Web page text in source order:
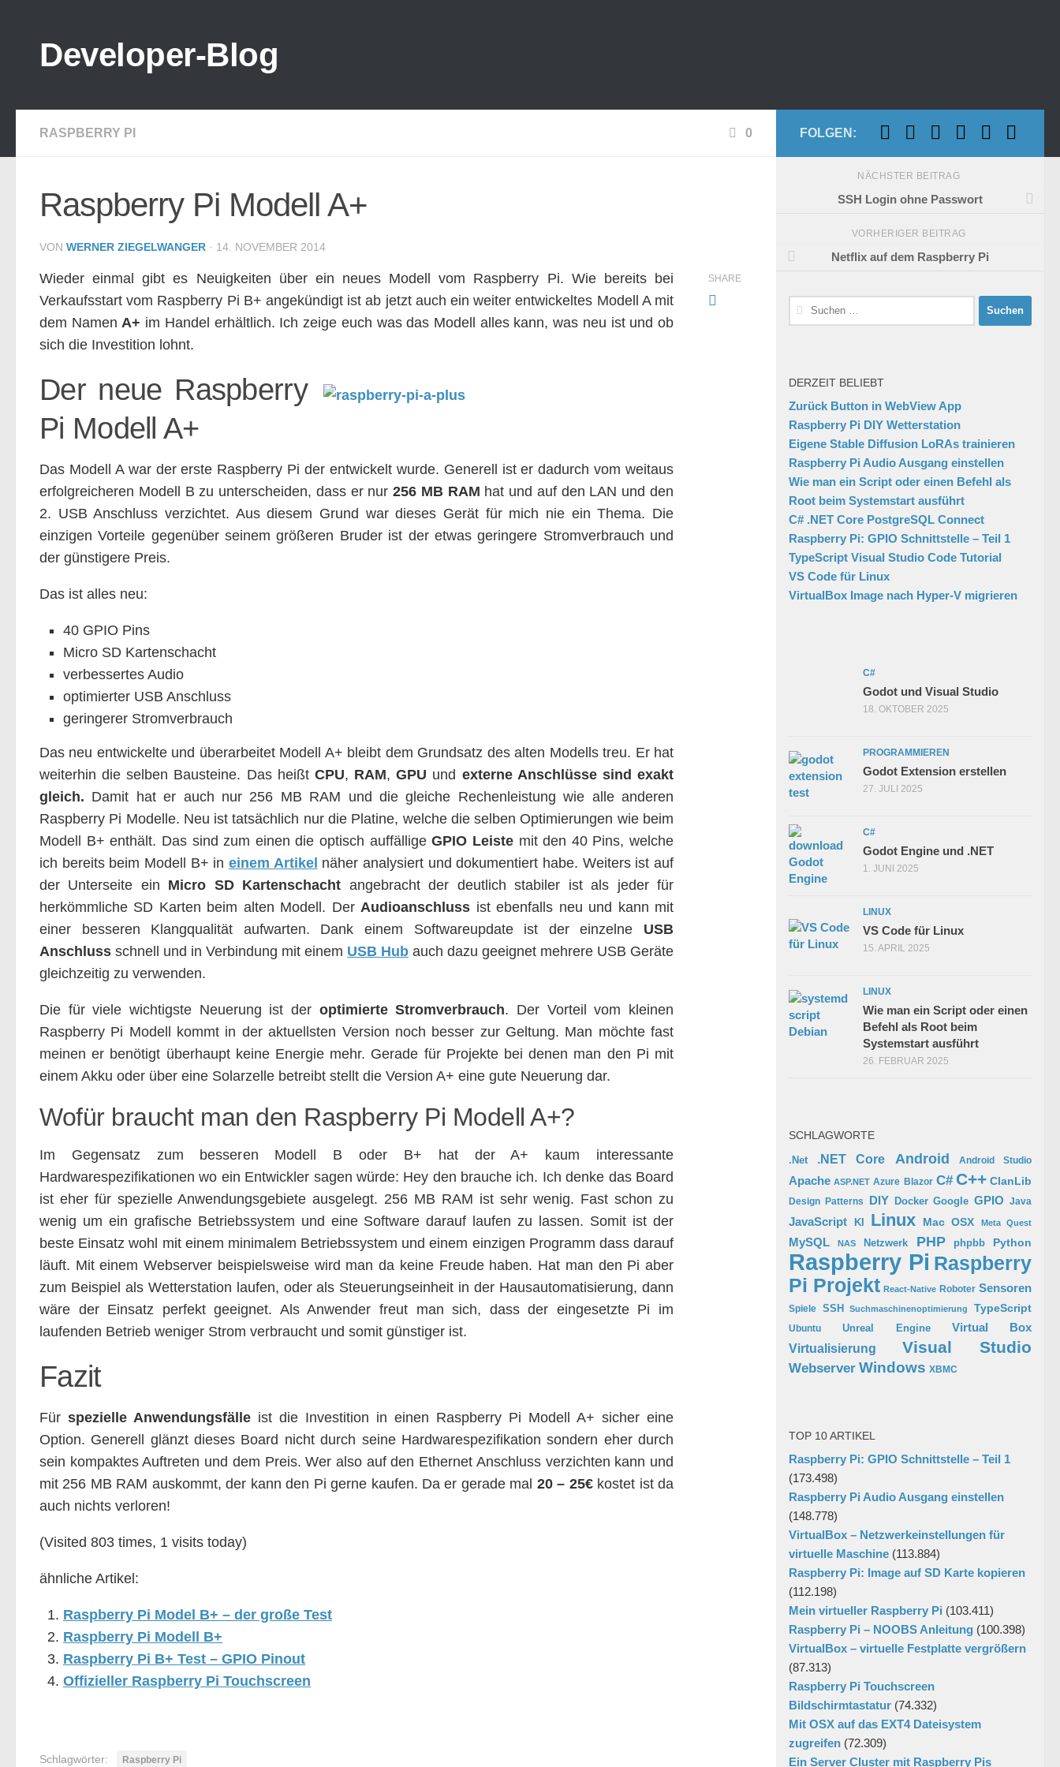
Developer-Blog
RASPBERRY PI 0
Raspberry Pi Modell A+
VON WERNER ZIEGELWANGER · 14. NOVEMBER 2014
Wieder einmal gibt es Neuigkeiten über ein neues Modell vom Raspberry Pi. Wie bereits bei
Verkaufsstart vom Raspberry Pi B+ angekündigt ist ab jetzt auch ein weiter entwickeltes Modell A mit
dem NamenA+ im Handel erhältlich. Ich zeige euch was das Modell alles kann, was neu ist und ob
sich die Investition lohnt.
Der neue Raspberry
Pi Modell A+
Das Modell A war der erste Raspberry Pi der entwickelt wurde. Generell ist er dadurch vom weitaus
erfolgreicheren Modell B zu unterscheiden, dass er nur256 MB RAM hat und auf den LAN und den
2. USB Anschluss verzichtet. Aus diesem Grund war dieses Gerät für mich nie ein Thema. Die
einzigen Vorteile gegenüber seinem größeren Bruder ist der etwas geringere Stromverbrauch und
der günstigere Preis.
Das ist alles neu:
40 GPIO Pins
Micro SD Kartenschacht
verbessertes Audio
optimierter USB Anschluss
geringerer Stromverbrauch
Das neu entwickelte und überarbeitet Modell A+ bleibt dem Grundsatz des alten Modells treu. Er hat
weiterhin die selben Bausteine. Das heißt CPU, RAM,GPU und externe Anschlüsse sind exakt
gleich. Damit hat er auch nur 256 MB RAM und die gleiche Rechenleistung wie alle anderen
Raspberry Pi Modelle. Neu ist tatsächlich nur die Platine, welche die selben Optimierungen wie beim
Modell B+ enthält. Das sind zum einen die optisch auffälligeGPIO Leistemit den 40 Pins, welche
ich bereits beim Modell B+ in einem Artikel näher analysiert und dokumentiert habe. Weiters ist auf
der Unterseite ein Micro SD Kartenschacht angebracht der deutlich stabiler ist als jeder für
herkömmliche SD Karten beim alten Modell. DerAudioanschluss ist ebenfalls neu und kann mit
einer besseren Klangqualität aufwarten. Dank einem Softwareupdate ist der einzelne USB
Anschluss schnell und in Verbindung mit einem USB Hub auch dazu geeignet mehrere USB Geräte
gleichzeitig zu verwenden.
Die für viele wichtigste Neuerung ist der optimierte Stromverbrauch. Der Vorteil vom kleinen
Raspberry Pi Modell kommt in der aktuellsten Version noch besser zur Geltung. Man möchte fast
meinen er benötigt überhaupt keine Energie mehr. Gerade für Projekte bei denen man den Pi mit
einem Akku oder über eine Solarzelle betreibt stellt die Version A+ eine gute Neuerung dar.
Wofür braucht man den Raspberry Pi Modell A+?
Im Gegensatz zum besseren Modell B oder B+ hat der A+ kaum interessante
Hardwarespezifikationen wo ein Entwickler sagen würde: Hey den brauche ich. Ich denke das Board
ist eher für spezielle Anwendungsgebiete ausgelegt. 256 MB RAM ist sehr wenig. Fast schon zu
wenig um ein grafische Betriebssystem und eine Software darauf laufen zu lassen. Somit ist der
beste Einsatz wohl mit einem minimalem Betriebssystem und einem einzigen Programm dass darauf
läuft. Mit einem Webserver beispielsweise wird man da keine Freude haben. Hat man den Pi aber
zum Beispiel als Wetterstation laufen, oder als Steuerungseinheit in der Hausautomatisierung, dann
wäre der Einsatz perfekt geeignet. Als Anwender freut man sich, dass der eingesetzte Pi im
laufenden Betrieb weniger Strom verbraucht und somit günstiger ist.
Fazit
Für spezielle Anwendungsfälle ist die Investition in einen Raspberry Pi Modell A+ sicher eine
Option. Generell glänzt dieses Board nicht durch seine Hardwarespezifikation sondern eher durch
sein kompaktes Auftreten und dem Preis. Wer also auf den Ethernet Anschluss verzichten kann und
mit 256 MB RAM auskommt, der kann den Pi gerne kaufen. Da er gerade mal 20 – 25€kostet ist da
auch nichts verloren!
(Visited 803 times, 1 visits today)
ähnliche Artikel:
Raspberry Pi Model B+ – der große Test
Raspberry Pi Modell B+
Raspberry Pi B+ Test – GPIO Pinout
Offizieller Raspberry Pi Touchscreen
SHARE
Schlagwörter: Raspberry Pi
FOLGEN:
NÄCHSTER BEITRAG
SSH Login ohne Passwort
VORHERIGER BEITRAG
Netflix auf dem Raspberry Pi
Suchen
nach:
DERZEIT BELIEBT
Zurück Button in WebView App
Raspberry Pi DIY Wetterstation
Eigene Stable Diffusion LoRAs trainieren
Raspberry Pi Audio Ausgang einstellen
Wie man ein Script oder einen Befehl als
Root beim Systemstart ausführt
C# .NET Core PostgreSQL Connect
Raspberry Pi: GPIO Schnittstelle – Teil 1
TypeScript Visual Studio Code Tutorial
VS Code für Linux
VirtualBox Image nach Hyper-V migrieren
C#
Godot und Visual Studio
18. OKTOBER 2025
PROGRAMMIEREN
Godot Extension erstellen
27. JULI 2025
C#
Godot Engine und .NET
1. JUNI 2025
LINUX
VS Code für Linux
15. APRIL 2025
LINUX
Wie man ein Script oder einen
Befehl als Root beim
Systemstart ausführt
26. FEBRUAR 2025
SCHLAGWORTE
.Net .NET Core Android Android Studio
Apache ASP.NET Azure Blazor C# C++ ClanLib
Design Patterns DIY Docker Google GPIO Java
JavaScript KI Linux Mac OSX Meta Quest
MySQL NAS Netzwerk PHP phpbb Python
Raspberry Pi Raspberry
Pi Projekt React-Native Roboter Sensoren
Spiele SSH Suchmaschinenoptimierung TypeScript
Ubuntu Unreal Engine
Virtual Box
Virtualisierung
Visual Studio
Webserver Windows XBMC
TOP 10 ARTIKEL
Raspberry Pi: GPIO Schnittstelle – Teil 1
(173.498)
Raspberry Pi Audio Ausgang einstellen
(148.778)
VirtualBox – Netzwerkeinstellungen für
virtuelle Maschine (113.884)
Raspberry Pi: Image auf SD Karte kopieren
(112.198)
Mein virtueller Raspberry Pi (103.411)
Raspberry Pi – NOOBS Anleitung (100.398)
VirtualBox – virtuelle Festplatte vergrößern
(87.313)
Raspberry Pi Touchscreen
Bildschirmtastatur (74.332)
Mit OSX auf das EXT4 Dateisystem
zugreifen (72.309)
Ein Server Cluster mit Raspberry Pis